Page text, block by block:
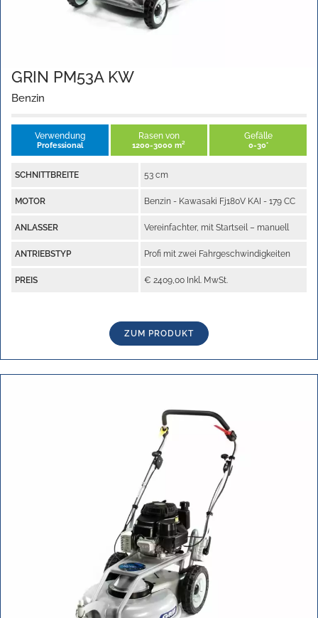
GRIN PM53A KW
Benzin
Verwendung
Professional
Rasen von
1200-3000 m²
Gefälle
0-30°
SCHNITTBREITE 53 cm
MOTOR Benzin - Kawasaki Fj180V KAI - 179 CC
ANLASSER Vereinfachter, mit Startseil – manuell
ANTRIEBSTYP Profi mit zwei Fahrgeschwindigkeiten
PREIS € 2409,00 Inkl. MwSt.
ZUM PRODUKT